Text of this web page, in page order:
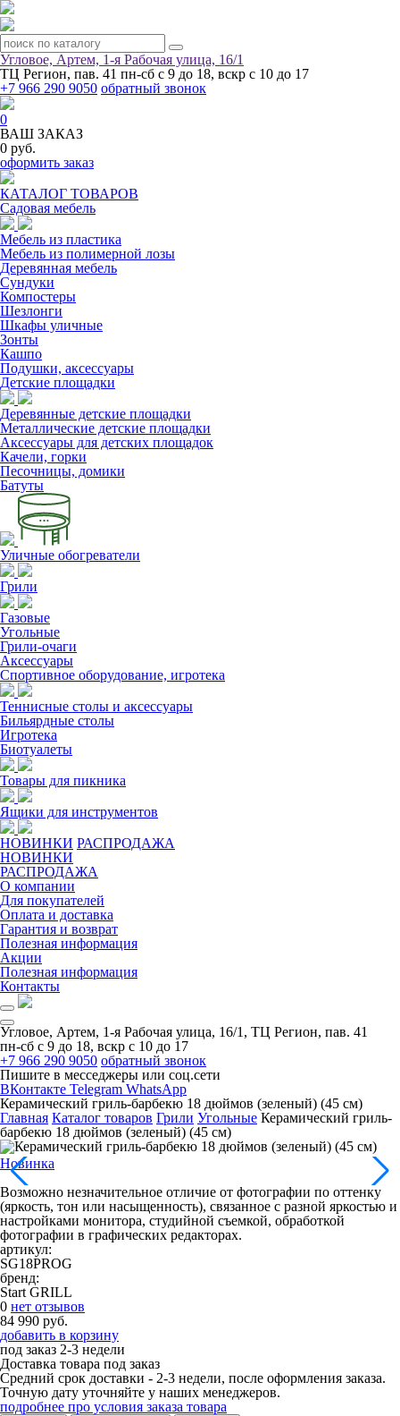
Угловое, Артем, ​1-я Рабочая улица, 16/1
ТЦ Регион, пав. 41 пн-сб с 9 до 18, вскр с 10 до 17
+7 966 290 9050 обратный звонок
0
ВАШ ЗАКАЗ
0 руб.
оформить заказ
КАТАЛОГ ТОВАРОВ
Садовая мебель
Мебель из пластика
Мебель из полимерной лозы
Деревянная мебель
Сундуки
Компостеры
Шезлонги
Шкафы уличные
Зонты
Кашпо
Подушки, аксессуары
Детские площадки
Деревянные детские площадки
Металлические детские площадки
Аксессуары для детских площадок
Качели, горки
Песочницы, домики
Батуты
Уличные обогреватели
Грили
Газовые
Угольные
Грили-очаги
Аксессуары
Спортивное оборудование, игротека
Теннисные столы и аксессуары
Бильярдные столы
Игротека
Биотуалеты
Товары для пикника
Ящики для инструментов
НОВИНКИ РАСПРОДАЖА
НОВИНКИ
РАСПРОДАЖА
О компании
Для покупателей
Оплата и доставка
Гарантия и возврат
Полезная информация
Акции
Полезная информация
Контакты
Угловое, Артем, ​1-я Рабочая улица, 16/1, ТЦ Регион, пав. 41
пн-сб с 9 до 18, вскр с 10 до 17
+7 966 290 9050 обратный звонок
Пишите в месседжеры или соц.сети
ВКонтакте Telegram WhatsApp
Керамический гриль-барбекю 18 дюймов (зеленый) (45 см)
Главная Каталог товаров Грили Угольные Керамический гриль-
барбекю 18 дюймов (зеленый) (45 см)
Новинка
Возможно незначительное отличие от фотографии по оттенку
(яркость, тон или насыщенность), связанное с разной яркостью и
настройками монитора, студийной съемкой, обработкой
фотографии в графических редакторах.
артикул:
SG18PROG
бренд:
Start GRILL
0 нет отзывов
84 990 руб.
добавить в корзину
под заказ 2-3 недели
Доставка товара под заказ
Средний срок доставки - 2-3 недели, после оформления заказа.
Точную дату уточняйте у наших менеджеров.
подробнее про условия заказа товара